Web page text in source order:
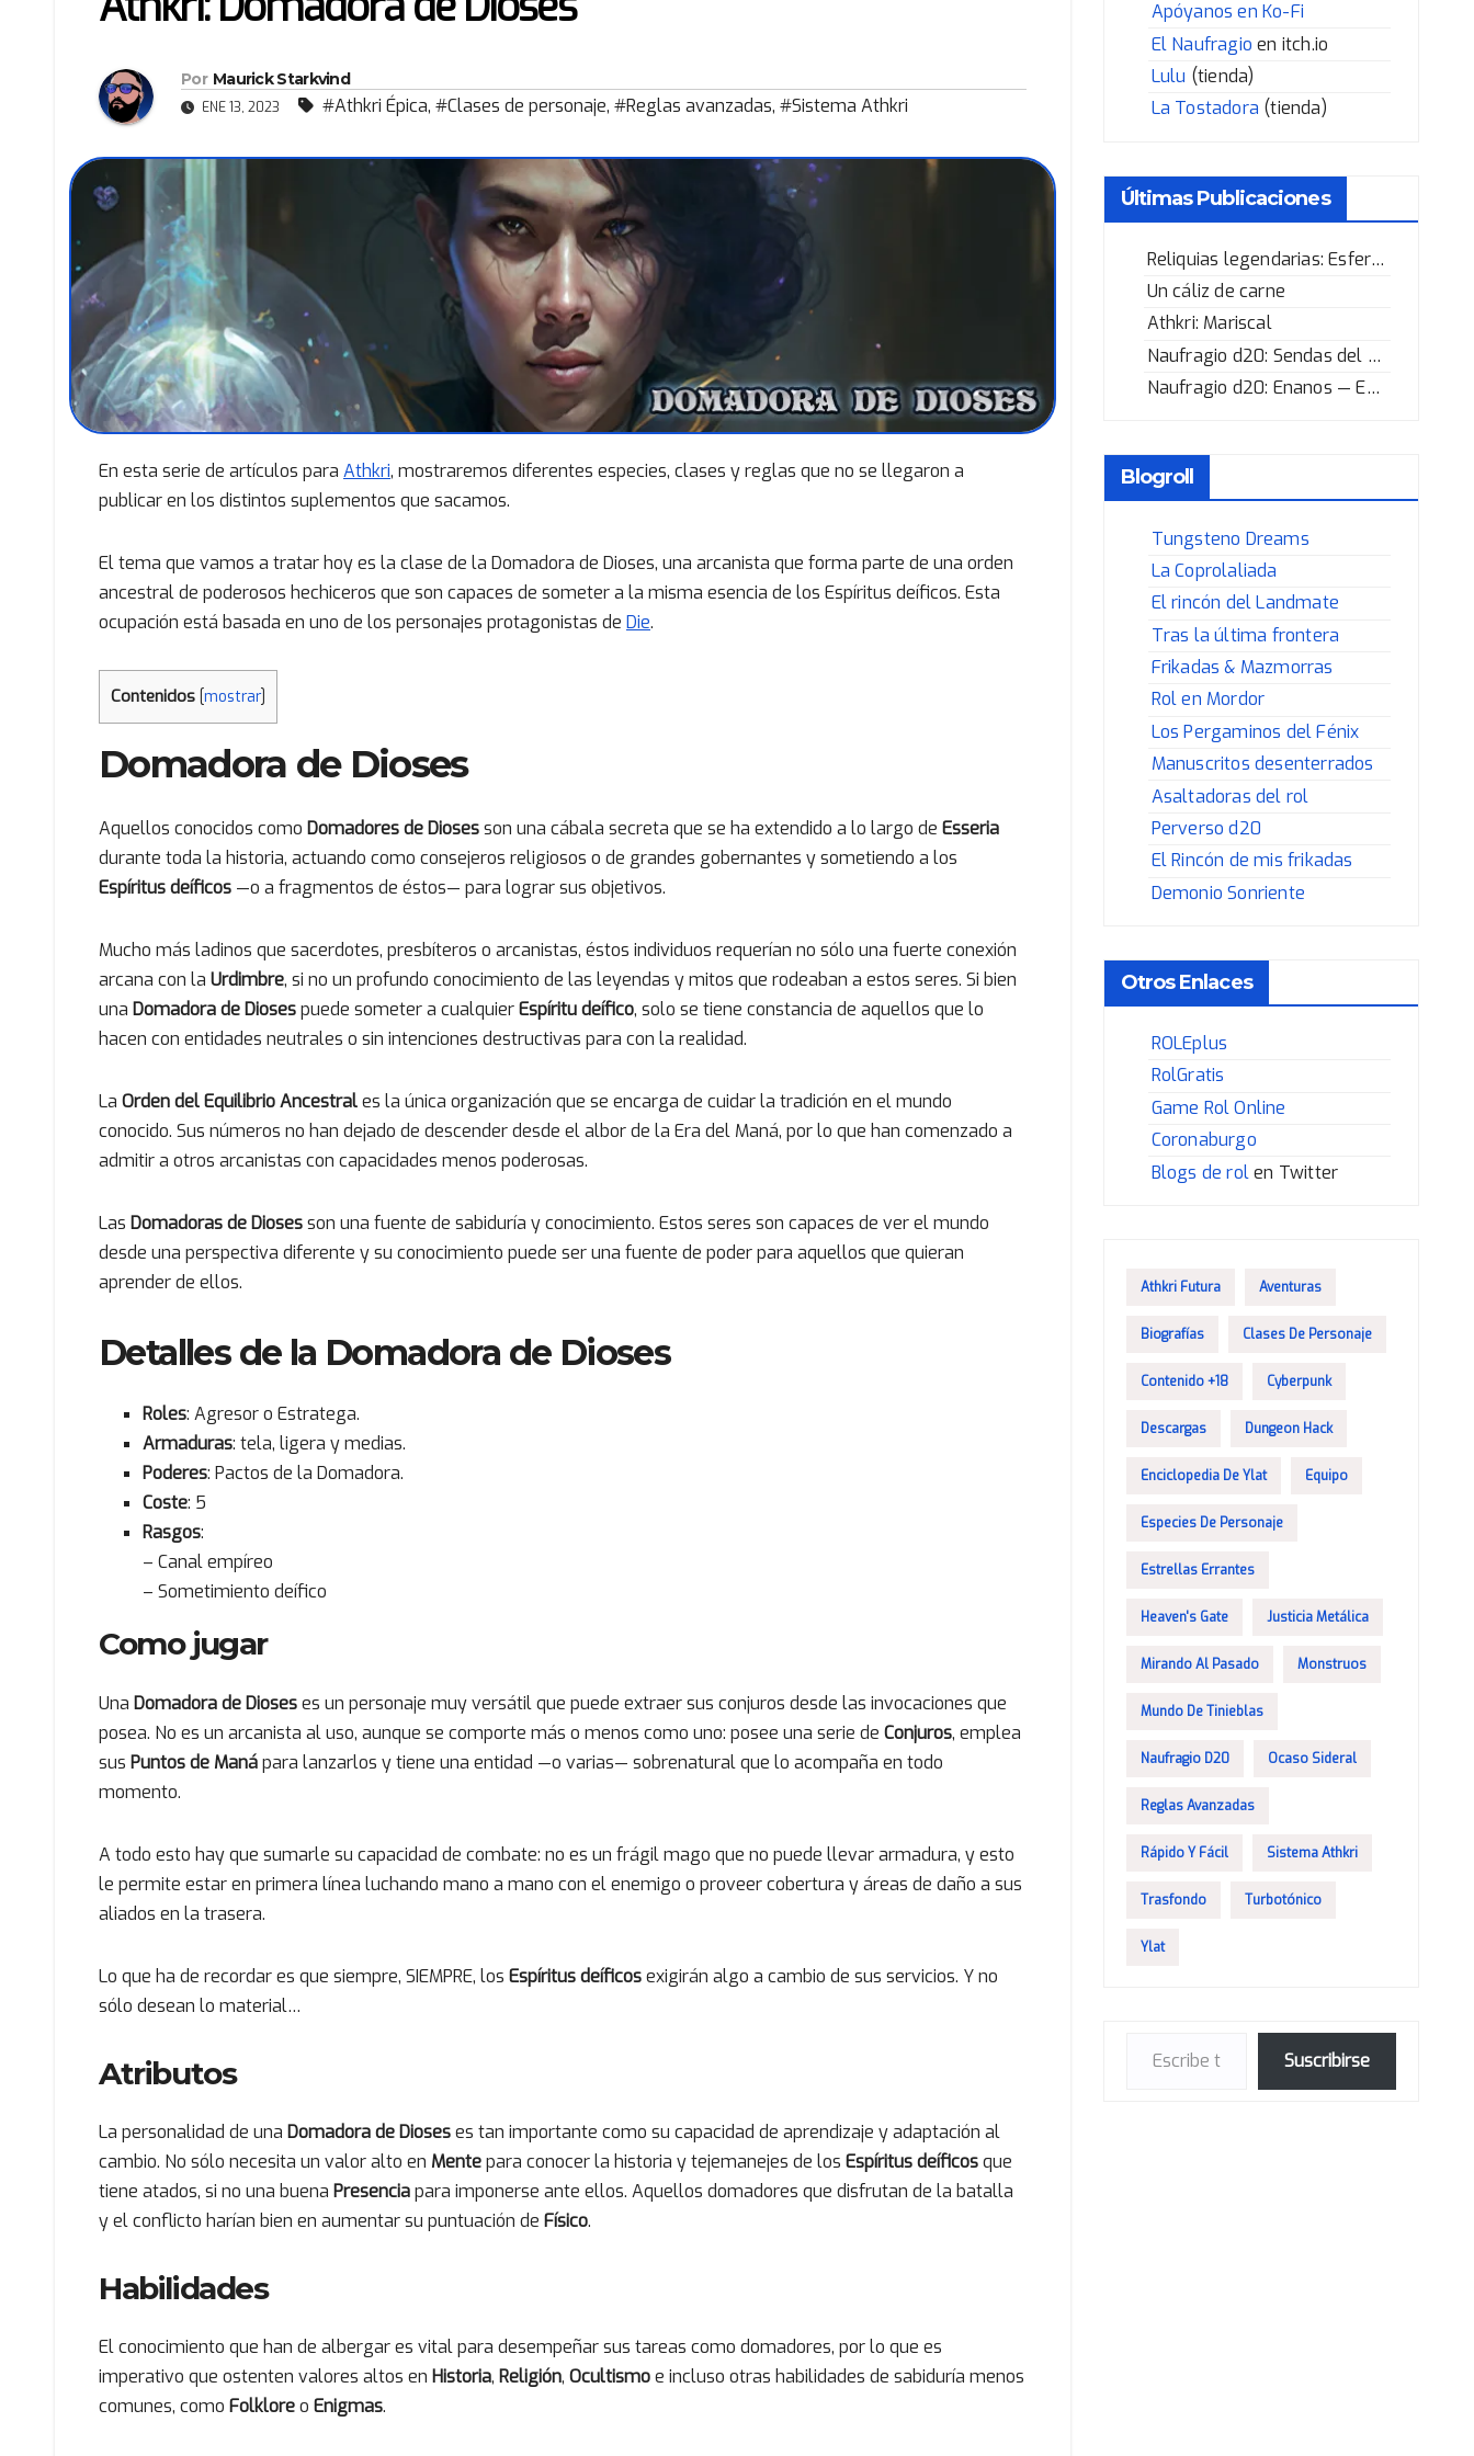
Por Maurick Starkvind
ENE 13, 2023 #Athkri Épica, #Clases de personaje, #Reglas avanzadas, #Sistema Athkri
En esta serie de artículos para Athkri, mostraremos diferentes especies, clases y reglas que no se llegaron a
publicar en los distintos suplementos que sacamos.
El tema que vamos a tratar hoy es la clase de la Domadora de Dioses, una arcanista que forma parte de una orden
ancestral de poderosos hechiceros que son capaces de someter a la misma esencia de los Espíritus deíficos. Esta
ocupación está basada en uno de los personajes protagonistas de Die.
Contenidos [mostrar]
Domadora de Dioses
Aquellos conocidos como Domadores de Diosesson una cábala secreta que se ha extendido a lo largo de Esseria
durante toda la historia, actuando como consejeros religiosos o de grandes gobernantes y sometiendo a los
Espíritus deíficos —o a fragmentos de éstos— para lograr sus objetivos.
Mucho más ladinos que sacerdotes, presbíteros o arcanistas, éstos individuos requerían no sólo una fuerte conexión
arcana con la Urdimbre, si no un profundo conocimiento de las leyendas y mitos que rodeaban a estos seres. Si bien
una Domadora de Diosespuede someter a cualquierEspíritu deífico, solo se tiene constancia de aquellos que lo
hacen con entidades neutrales o sin intenciones destructivas para con la realidad.
La Orden del Equilibrio Ancestrales la única organización que se encarga de cuidar la tradición en el mundo
conocido. Sus números no han dejado de descender desde el albor de la Era del Maná, por lo que han comenzado a
admitir a otros arcanistas con capacidades menos poderosas.
Las Domadoras de Diosesson una fuente de sabiduría y conocimiento. Estos seres son capaces de ver el mundo
desde una perspectiva diferente y su conocimiento puede ser una fuente de poder para aquellos que quieran
aprender de ellos.
Detalles de la Domadora de Dioses
Roles: Agresor o Estratega.
Armaduras: tela, ligera y medias.
Poderes: Pactos de la Domadora.
Coste: 5
Rasgos:
– Canal empíreo
– Sometimiento deífico
Como jugar
Una Domadora de Dioseses un personaje muy versátil que puede extraer sus conjuros desde las invocaciones que
posea. No es un arcanista al uso, aunque se comporte más o menos como uno: posee una serie de Conjuros, emplea
sus Puntos de Manápara lanzarlos y tiene una entidad —o varias— sobrenatural que lo acompaña en todo
momento.
A todo esto hay que sumarle su capacidad de combate: no es un frágil mago que no puede llevar armadura, y esto
le permite estar en primera línea luchando mano a mano con el enemigo o proveer cobertura y áreas de daño a sus
aliados en la trasera.
Lo que ha de recordar es que siempre, SIEMPRE, los Espíritus deíficosexigirán algo a cambio de sus servicios. Y no
sólo desean lo material…
Atributos
La personalidad de una Domadora de Dioseses tan importante como su capacidad de aprendizaje y adaptación al
cambio. No sólo necesita un valor alto en Mentepara conocer la historia y tejemanejes de los Espíritus deíficosque
tiene atados, si no una buena Presenciapara imponerse ante ellos. Aquellos domadores que disfrutan de la batalla
y el conflicto harían bien en aumentar su puntuación de Físico.
Habilidades
El conocimiento que han de albergar es vital para desempeñar sus tareas como domadores, por lo que es
imperativo que ostenten valores altos en Historia, Religión, Ocultismoe incluso otras habilidades de sabiduría menos
comunes, como Folkloreo Enigmas.
Apóyanos en Ko-Fi
El Naufragio en itch.io
Lulu (tienda)
La Tostadora (tienda)
Últimas Publicaciones
Reliquias legendarias: Esfera de los Corazones Rotos
Un cáliz de carne
Athkri: Mariscal
Naufragio d20: Sendas del Héroe
Naufragio d20: Enanos — Enano selvático
Blogroll
Tungsteno Dreams
La Coprolaliada
El rincón del Landmate
Tras la última frontera
Frikadas & Mazmorras
Rol en Mordor
Los Pergaminos del Fénix
Manuscritos desenterrados
Asaltadoras del rol
Perverso d20
El Rincón de mis frikadas
Demonio Sonriente
Otros Enlaces
ROLEplus
RolGratis
Game Rol Online
Coronaburgo
Blogs de rolen Twitter
Athkri Futura Aventuras
Biografías Clases De Personaje
Contenido +18 Cyberpunk
Descargas Dungeon Hack
Enciclopedia De Ylat Equipo
Especies De Personaje
Estrellas Errantes
Heaven's Gate Justicia Metálica
Mirando Al Pasado Monstruos
Mundo De Tinieblas
Naufragio D20 Ocaso Sideral
Reglas Avanzadas
Rápido Y Fácil Sistema Athkri
Trasfondo Turbotónico
Ylat
Suscribirse